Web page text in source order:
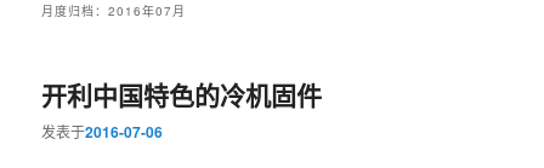
月度归档：2016年07月
开利中国特色的冷机固件
发表于2016-07-06